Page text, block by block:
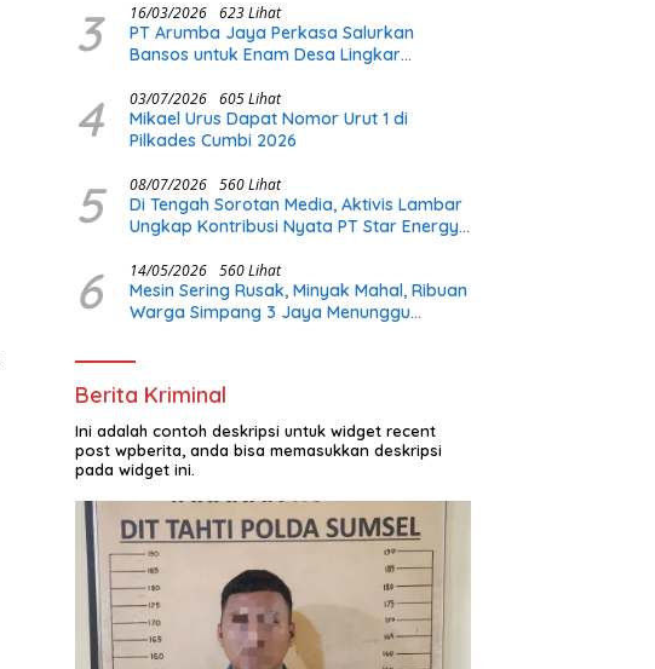
3 16/03/2026 623 Lihat
PT Arumba Jaya Perkasa Salurkan
Bansos untuk Enam Desa Lingkar
4 03/07/2026 605 Lihat
Mikael Urus Dapat Nomor Urut 1 di
Pilkades Cumbi 2026
5 08/07/2026 560 Lihat
Di Tengah Sorotan Media, Aktivis Lambar
Ungkap Kontribusi Nyata PT Star Energy:
Infrastruktur Lokal
6 14/05/2026 560 Lihat
Mesin Sering Rusak, Minyak Mahal, Ribuan
Warga Simpang 3 Jaya Menunggu
Berita Kriminal
Ini adalah contoh deskripsi untuk widget recent
post wpberita, anda bisa memasukkan deskripsi
pada widget ini.